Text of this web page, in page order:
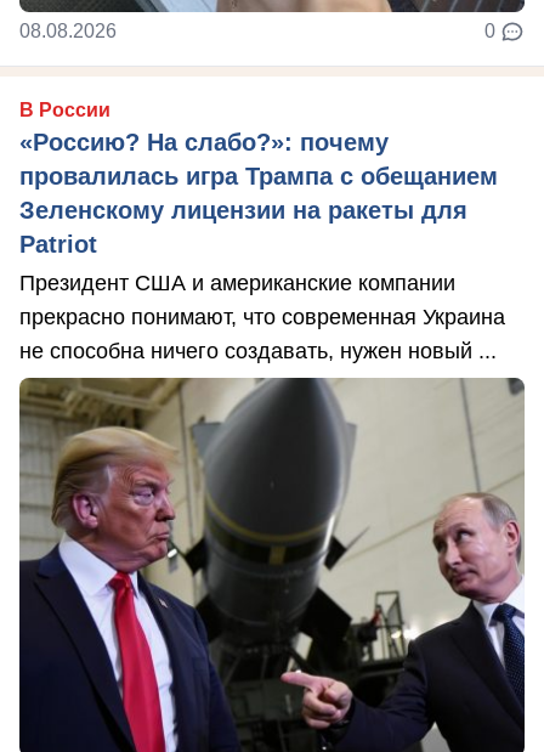
08.08.2026 0
В России
«Россию? На слабо?»: почему
провалилась игра Трампа с обещанием
Зеленскому лицензии на ракеты для
Patriot
Президент США и американские компании
прекрасно понимают, что современная Украина
не способна ничего создавать, нужен новый ...